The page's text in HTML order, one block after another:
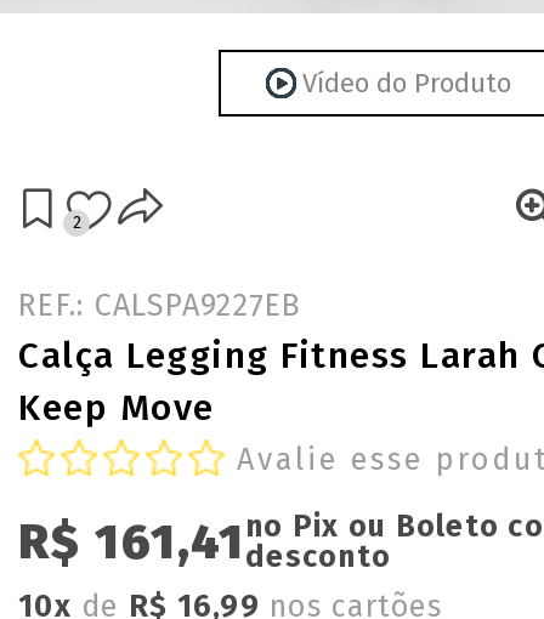
Vídeo do Produto
2
REF.: CALSPA9227EB
Calça Legging Fitness Larah
Keep Move
Avalie esse
R$ 161,41 no Pix ou Boleto
desconto
10x de R$ 16,99 nos cartões